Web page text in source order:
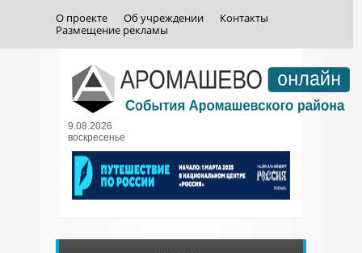
О проекте Об учреждении
Контакты
Размещение рекламы
9.08.2026
воскресенье